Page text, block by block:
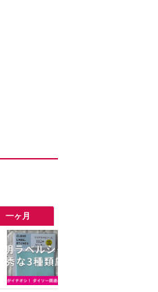
一ヶ月